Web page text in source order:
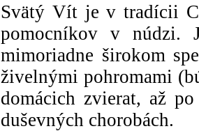
Svätý Vít je v tradícii
pomocníkov v núdzi.
mimoriadne širokom
živelnými pohromami
domácich zvierat, až
duševných chorobách.